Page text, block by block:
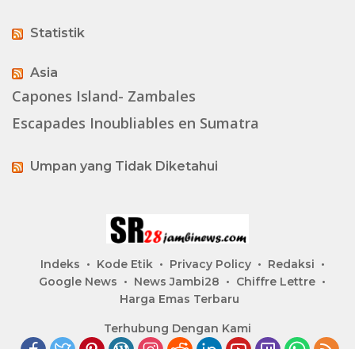
Statistik
Asia
Capones Island- Zambales
Escapades Inoubliables en Sumatra
Umpan yang Tidak Diketahui
Indeks Kode Etik Privacy Policy
Redaksi
Google News
News Jambi28
Chiffre Lettre
Harga Emas Terbaru
Terhubung Dengan Kami